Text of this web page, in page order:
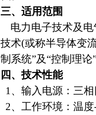
三、适用范围
电力电子技术及电
技术(或称半导体变
制系统”及“控制理
四、技术性能
1、输入电源：三
2、工作环境：温度